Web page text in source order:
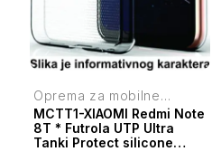
Oprema za mobilne
telefone
MCTT1-XIAOMI Redmi Note
8T * Futrola UTP Ultra
Tanki Protect silicone